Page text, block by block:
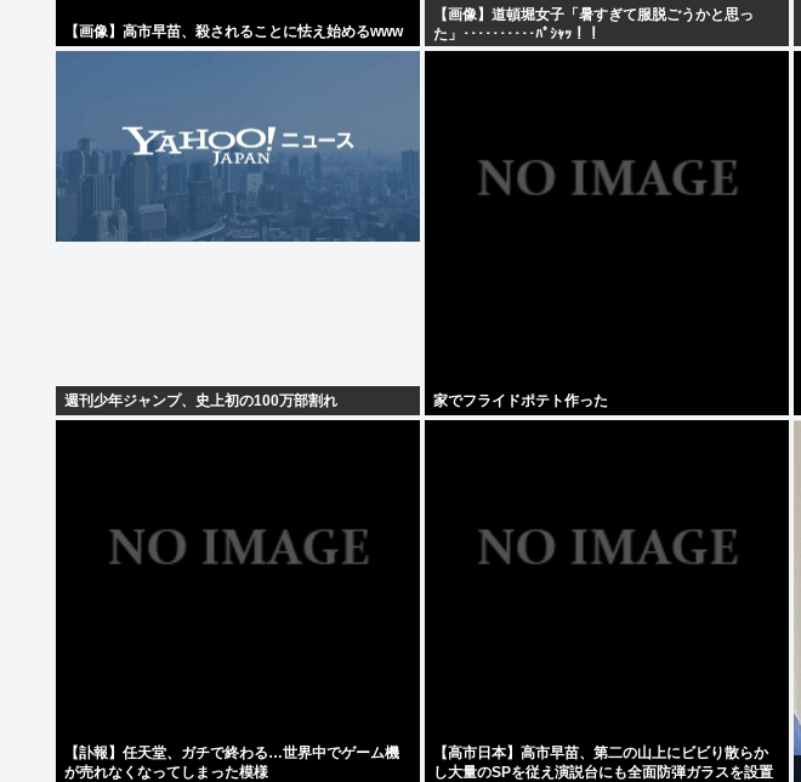
【画像】高市早苗、殺されることに怯え始めるwww
【画像】道頓堀女子「暑すぎて服脱ごうかと思っ
た」･･････････ﾊﾟｼｬｯ！！
週刊少年ジャンプ、史上初の100万部割れ 家でフライドポテト作った
【訃報】任天堂、ガチで終わる…世界中でゲーム機
が売れなくなってしまった模様
【高市日本】高市早苗、第二の山上にビビり散らか
し大量のSPを従え演説台にも全面防弾ガラスを設置